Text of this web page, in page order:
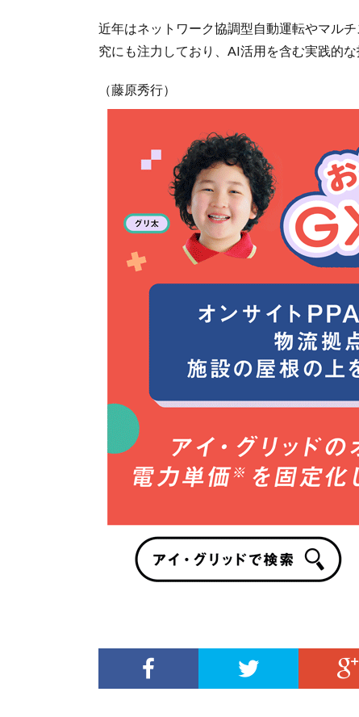
近年はネットワーク協調型自動運転やマル
究にも注力しており、AI活用を含む実践的
（藤原秀行）